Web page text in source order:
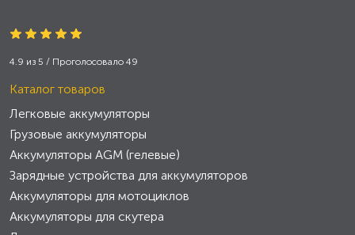
4.9 из 5 / Проголосовало 49
Каталог товаров
Легковые аккумуляторы
Грузовые аккумуляторы
Аккумуляторы AGM (гелевые)
Зарядные устройства для аккумуляторов
Аккумуляторы для мотоциклов
Аккумуляторы для скутера